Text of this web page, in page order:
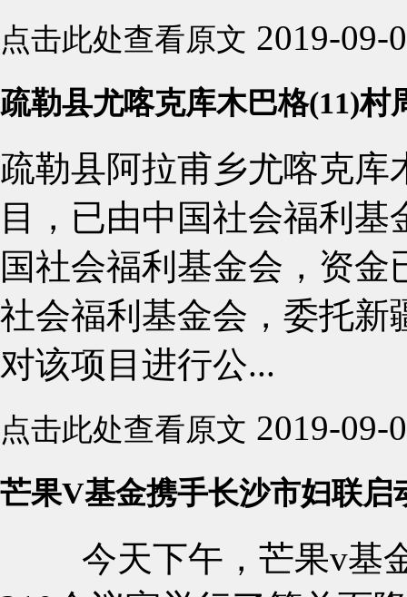
点击此处查看原文 2019-09-
疏勒县尤喀克库木巴格(11)村
疏勒县阿拉甫乡尤喀克库
目，已由中国社会福利
国社会福利基金会，资
社会福利基金会，委托新
对该项目进行公...
点击此处查看原文 2019-09-
芒果V基金携手长沙市妇联启
今天下午，芒果v基金